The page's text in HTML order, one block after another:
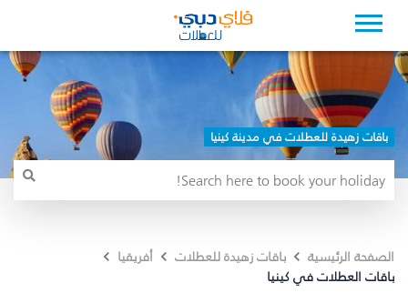
باقات زهيدة للعطلات في مدينة كينيا
الصفحة الرئيسية باقات زهيدة للعطلات
أفريقيا
باقات العطلات في كينيا